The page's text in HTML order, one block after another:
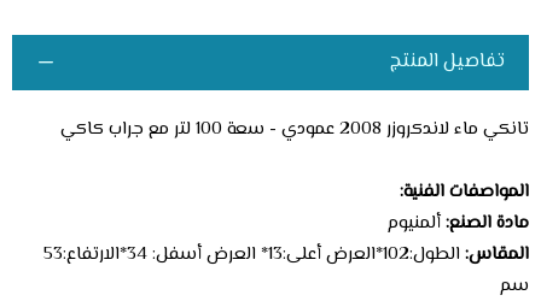
تفاصيل المنتج
تانكي ماء لاندكروزر 2008 عمودي - سعة 100 لتر مع جراب كاكي
المواصفات الفنية:
مادة الصنع:ألمنيوم
المقاس:
الطول:102*العرض أعلى:13* العرض أسفل: 34*الارتفاع:53
سم